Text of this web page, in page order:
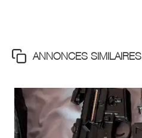
ANNONCES SIMILAIRES